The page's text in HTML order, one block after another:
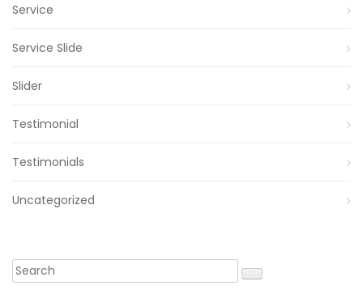
Service
Service Slide
Slider
Testimonial
Testimonials
Uncategorized